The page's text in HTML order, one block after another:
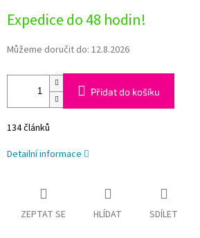
cena:
Expedice do 48 hodin!
Můžeme doručit do: 12.8.2026
Přidat do košíku
134 článků
Detailní informace
ZEPTAT SE HLÍDAT SDÍLET